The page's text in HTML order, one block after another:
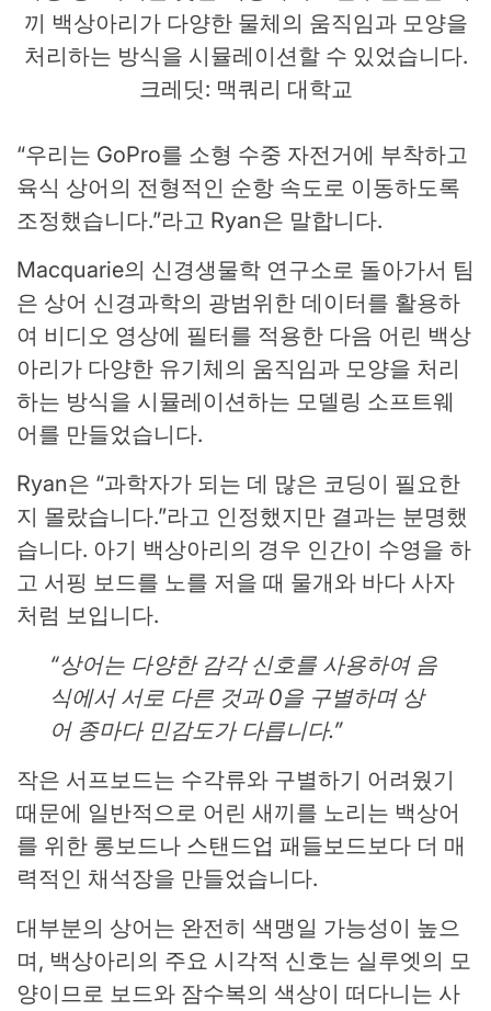
끼 백상아리가 다양한 물체의 움직임과 모양을
처리하는 방식을 시뮬레이션할 수 있었습니다.
크레딧: 맥쿼리 대학교
“우리는 GoPro를 소형 수중 자전거에 부착하고
육식 상어의 전형적인 순항 속도로 이동하도록
조정했습니다.”라고 Ryan은 말합니다.
Macquarie의 신경생물학 연구소로 돌아가서 팀
은 상어 신경과학의 광범위한 데이터를 활용하
여 비디오 영상에 필터를 적용한 다음 어린 백상
아리가 다양한 유기체의 움직임과 모양을 처리
하는 방식을 시뮬레이션하는 모델링 소프트웨
어를 만들었습니다.
Ryan은 “과학자가 되는 데 많은 코딩이 필요한
지 몰랐습니다.”라고 인정했지만 결과는 분명했
습니다. 아기 백상아리의 경우 인간이 수영을 하
고 서핑 보드를 노를 저을 때 물개와 바다 사자
처럼 보입니다.
“상어는 다양한 감각 신호를 사용하여 음
식에서 서로 다른 것과 0을 구별하며 상
어 종마다 민감도가 다릅니다.”
작은 서프보드는 수각류와 구별하기 어려웠기
때문에 일반적으로 어린 새끼를 노리는 백상어
를 위한 롱보드나 스탠드업 패들보드보다 더 매
력적인 채석장을 만들었습니다.
대부분의 상어는 완전히 색맹일 가능성이 높으
며, 백상아리의 주요 시각적 신호는 실루엣의 모
양이므로 보드와 잠수복의 색상이 떠다니는 사